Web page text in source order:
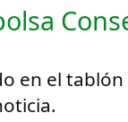
en el